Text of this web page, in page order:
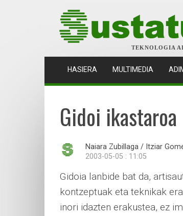
TEKNOLOGIA
HASIERA (CURRENT)
MULTIMEDIA
Gidoi ikastaroa
Naiara Zubillaga / Itziar
2003-05-05 : 11:05
Gidoia lanbide bat da,
kontzeptuak eta teknikak
inori idazten erakustea, ez